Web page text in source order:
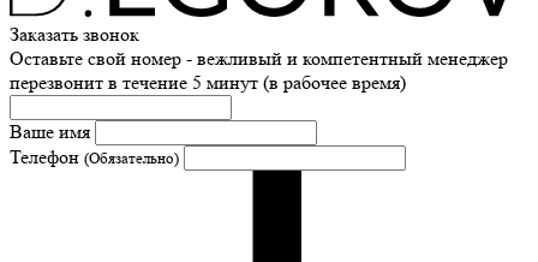
Заказать звонок
Оставьте свой номер - вежливый и компетентный менеджер
перезвонит в течение 5 минут (в рабочее время)
Ваше имя
Телефон (Обязательно)